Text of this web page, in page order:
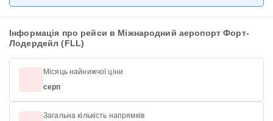
Інформація про рейси в Міжнародний аеропорт Форт-
Лодердейл (FLL)
Місяць найнижчої ціни
серп
Загальна кількість напрямків